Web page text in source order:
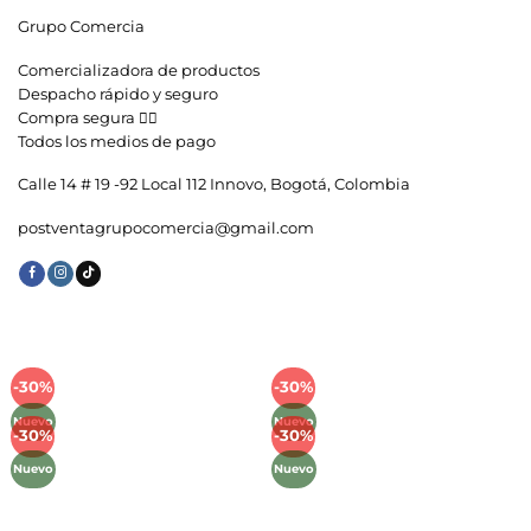
Grupo Comercia
Comercializadora de productos
Despacho rápido y seguro
Compra segura 👇🏼
Todos los medios de pago
Calle 14 # 19 -92 Local 112 Innovo, Bogotá, Colombia
postventagrupocomercia@gmail.com
-30%
Nuevo
-30%
Nuevo
-30%
Nuevo
-30%
Nuevo